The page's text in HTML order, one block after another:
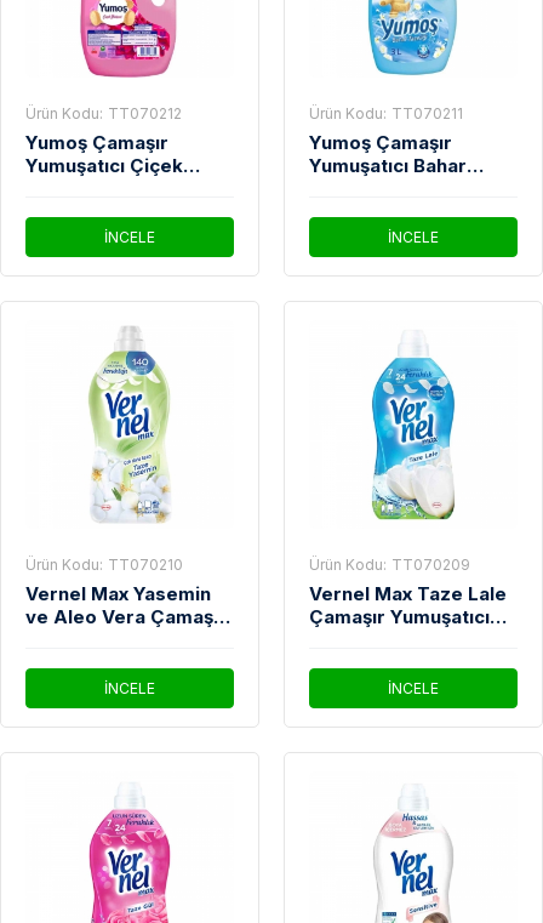
Ürün Kodu: TT070212
Yumoş Çamaşır
Yumuşatıcı Çiçek
İNCELE
Ürün Kodu: TT070211
Yumoş Çamaşır
Yumuşatıcı Bahar
İNCELE
Ürün Kodu: TT070210
Vernel Max Yasemin
ve Aleo Vera Çamaşır
İNCELE
Ürün Kodu: TT070209
Vernel Max Taze Lale
Çamaşır Yumuşatıcı
İNCELE